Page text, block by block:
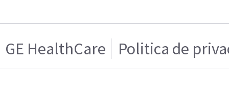
GE HealthCare Politica de